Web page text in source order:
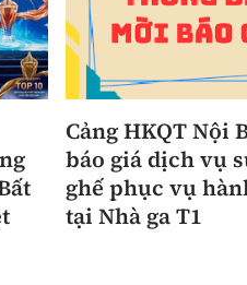
Cảng HKQT Nội
báo giá dịch vụ
ghế phục vụ
tại Nhà ga T1